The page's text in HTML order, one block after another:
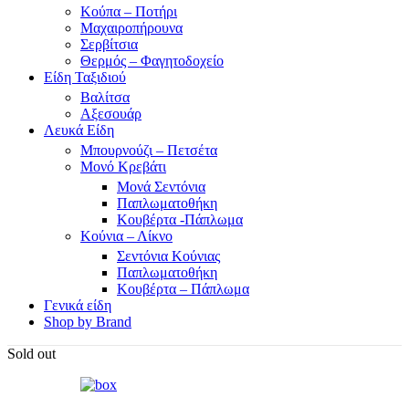
Κούπα – Ποτήρι
Μαχαιροπήρουνα
Σερβίτσια
Θερμός – Φαγητοδοχείο
Είδη Ταξιδιού
Βαλίτσα
Αξεσουάρ
Λευκά Είδη
Μπουρνούζι – Πετσέτα
Μονό Κρεβάτι
Μονά Σεντόνια
Παπλωματοθήκη
Κουβέρτα -Πάπλωμα
Κούνια – Λίκνο
Σεντόνια Κούνιας
Παπλωματοθήκη
Κουβέρτα – Πάπλωμα
Γενικά είδη
Shop by Brand
Sold out